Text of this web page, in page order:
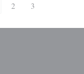
2 3